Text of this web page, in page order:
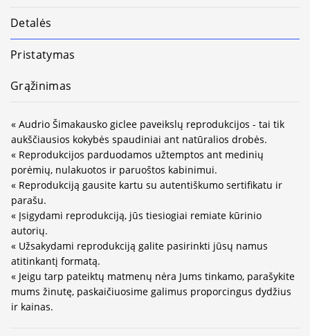
Detalės
Pristatymas
Grąžinimas
« Audrio Šimakausko giclee paveikslų reprodukcijos - tai tik
aukščiausios kokybės spaudiniai ant natūralios drobės.
« Reprodukcijos parduodamos užtemptos ant medinių
porėmių, nulakuotos ir paruoštos kabinimui.
« Reprodukciją gausite kartu su autentiškumo sertifikatu ir
parašu.
« Įsigydami reprodukciją, jūs tiesiogiai remiate kūrinio
autorių.
« Užsakydami reprodukciją galite pasirinkti jūsų namus
atitinkantį formatą.
« Jeigu tarp pateiktų matmenų nėra Jums tinkamo, parašykite
mums žinutę, paskaičiuosime galimus proporcingus dydžius
ir kainas.